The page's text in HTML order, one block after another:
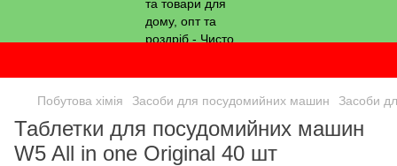
Побутова хімія Засоби для посудомийних машин Засоби
Таблетки для посудомийних машин
W5 All in one Original 40 шт